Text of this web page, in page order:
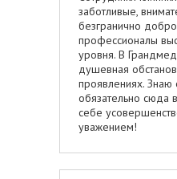
заботливые,
безгранично
профессионалы
уровня. В
душевная
проявлениях. Знаю
обязательно сюда
себе
уважением!